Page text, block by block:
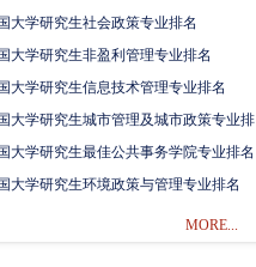
大学研究生社会政策专业排名
大学研究生非盈利管理专业排名
大学研究生信息技术管理专业排名
大学研究生城市管理及城市政策专业排
大学研究生最佳公共事务学院专业排名
大学研究生环境政策与管理专业排名
MORE...